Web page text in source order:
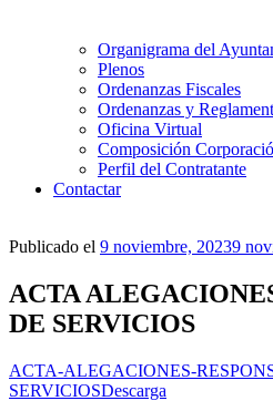
Organigrama del
Plenos
Ordenanzas Fiscales
Ordenanzas y
Oficina Virtual
Composición
Perfil del Contratante
Contactar
Publicado el 9 noviembre, 20239
ACTA
DE SERVICIOS
ACTA-ALEGACIONES-
SERVICIOSDescarga